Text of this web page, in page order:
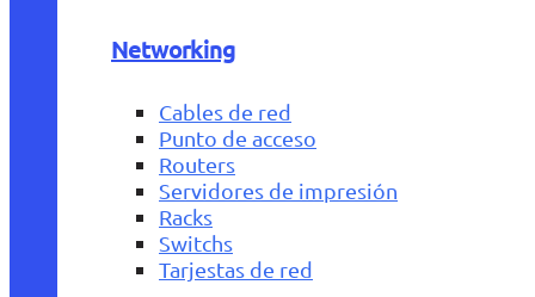
Networking
Cables de red
Punto de acceso
Routers
Servidores de impresión
Racks
Switchs
Tarjestas de red